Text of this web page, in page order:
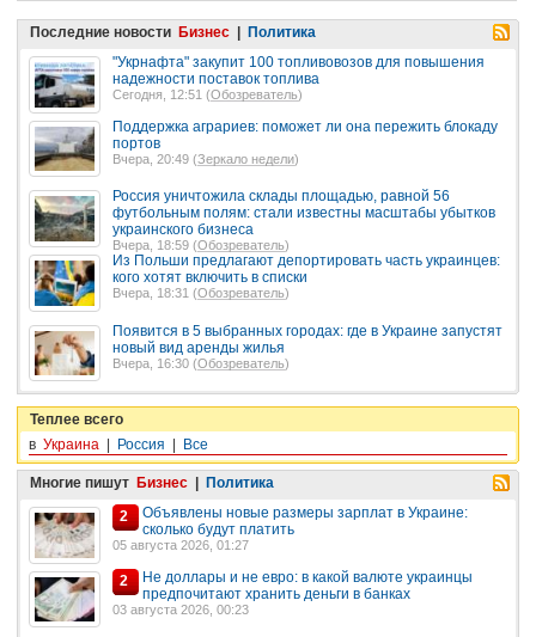
Последние новости Бизнес
Политика
"Укрнафта" закупит 100 топливовозов для повышения
надежности поставок топлива
Сегодня, 12:51 (Обозреватель)
Поддержка аграриев: поможет ли она пережить блокаду
портов
Вчера, 20:49 (Зеркало недели)
Россия уничтожила склады площадью, равной 56
футбольным полям: стали известны масштабы убытков
украинского бизнеса
Вчера, 18:59 (Обозреватель)
Из Польши предлагают депортировать часть украинцев:
кого хотят включить в списки
Вчера, 18:31 (Обозреватель)
Появится в 5 выбранных городах: где в Украине запустят
новый вид аренды жилья
Вчера, 16:30 (Обозреватель)
Теплее всего
в Украина Россия Все
Многие пишут Бизнес
Политика
2
Объявлены новые размеры зарплат в Украине:
сколько будут платить
05 августа 2026, 01:27
2
Не доллары и не евро: в какой валюте украинцы
предпочитают хранить деньги в банках
03 августа 2026, 00:23